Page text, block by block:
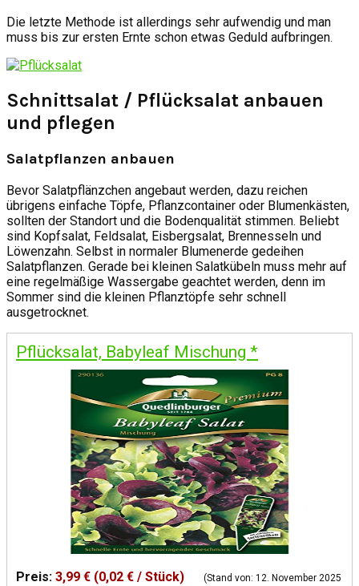
Die letzte Methode ist allerdings sehr aufwendig und man
muss bis zur ersten Ernte schon etwas Geduld aufbringen.
Schnittsalat / Pflücksalat anbauen
und pflegen
Salatpflanzen anbauen
Bevor Salatpflänzchen angebaut werden, dazu reichen
übrigens einfache Töpfe, Pflanzcontainer oder Blumenkästen,
sollten der Standort und die Bodenqualität stimmen. Beliebt
sind Kopfsalat, Feldsalat, Eisbergsalat, Brennesseln und
Löwenzahn. Selbst in normaler Blumenerde gedeihen
Salatpflanzen. Gerade bei kleinen Salatkübeln muss mehr auf
eine regelmäßige Wassergabe geachtet werden, denn im
Sommer sind die kleinen Pflanztöpfe sehr schnell
ausgetrocknet.
Pflücksalat, Babyleaf Mischung *
Preis: 3,99 € (0,02 € / Stück)
(Stand von: 12. November 2025